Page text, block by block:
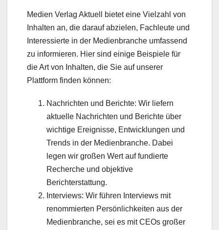
Medien Verlag Aktuell bietet eine Vielzahl von
Inhalten an, die darauf abzielen, Fachleute und
Interessierte in der Medienbranche umfassend
zu informieren. Hier sind einige Beispiele für
die Art von Inhalten, die Sie auf unserer
Plattform finden können:
Nachrichten und Berichte: Wir liefern
aktuelle Nachrichten und Berichte über
wichtige Ereignisse, Entwicklungen und
Trends in der Medienbranche. Dabei
legen wir großen Wert auf fundierte
Recherche und objektive
Berichterstattung.
Interviews: Wir führen Interviews mit
renommierten Persönlichkeiten aus der
Medienbranche, sei es mit CEOs großer